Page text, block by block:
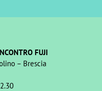
FUJI
– Brescia